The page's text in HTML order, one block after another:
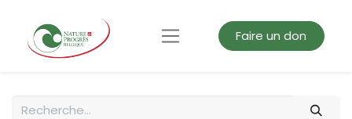
Faire un don